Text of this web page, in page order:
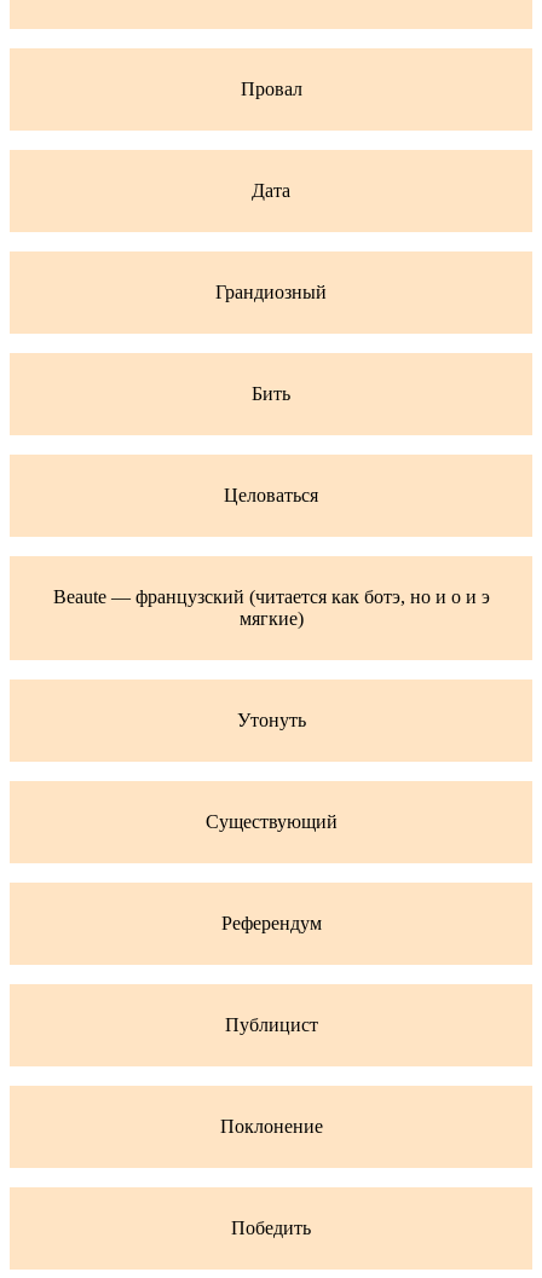
Провал
Дата
Грандиозный
Бить
Целоваться
Beaute — французский (читается как ботэ, но и о и э
мягкие)
Утонуть
Существующий
Референдум
Публицист
Поклонение
Победить